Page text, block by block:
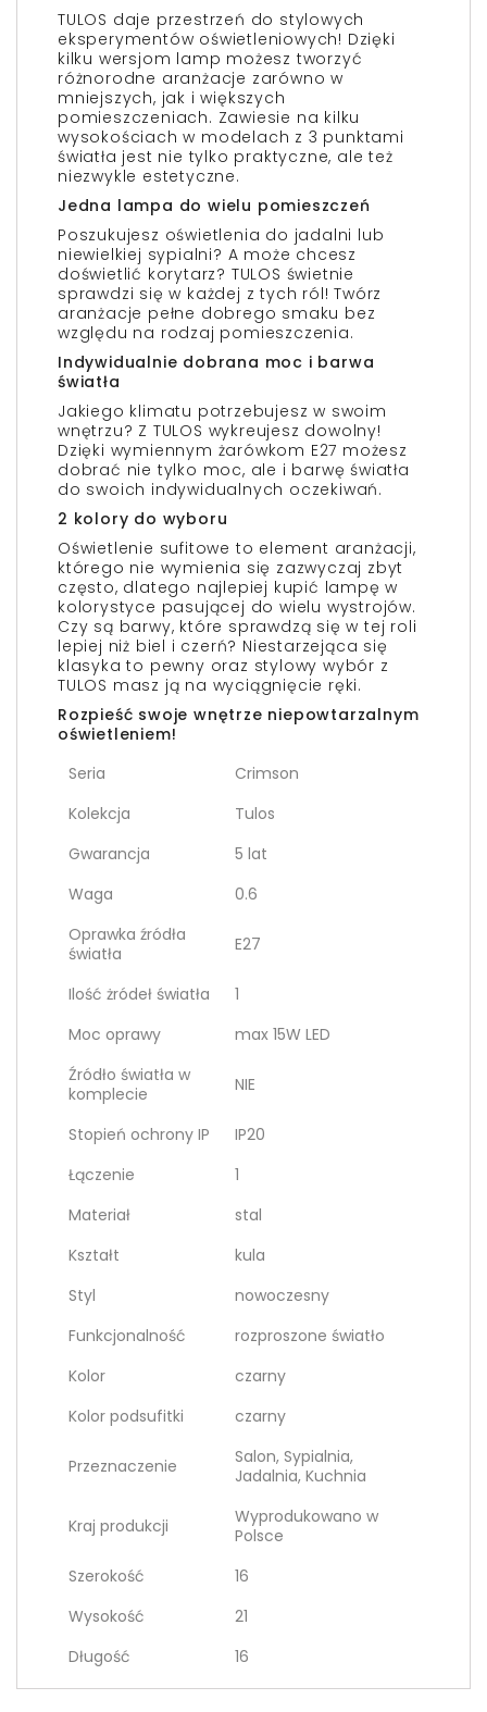
TULOS daje przestrzeń do stylowych
eksperymentów oświetleniowych! Dzięki
kilku wersjom lamp możesz tworzyć
różnorodne aranżacje zarówno w
mniejszych, jak i większych
pomieszczeniach. Zawiesie na kilku
wysokościach w modelach z 3 punktami
światła jest nie tylko praktyczne, ale też
niezwykle estetyczne.
Jedna lampa do wielu pomieszczeń
Poszukujesz oświetlenia do jadalni lub
niewielkiej sypialni? A może chcesz
doświetlić korytarz? TULOS świetnie
sprawdzi się w każdej z tych ról! Twórz
aranżacje pełne dobrego smaku bez
względu na rodzaj pomieszczenia.
Indywidualnie dobrana moc i barwa
światła
Jakiego klimatu potrzebujesz w swoim
wnętrzu? Z TULOS wykreujesz dowolny!
Dzięki wymiennym żarówkom E27 możesz
dobrać nie tylko moc, ale i barwę światła
do swoich indywidualnych oczekiwań.
2 kolory do wyboru
Oświetlenie sufitowe to element aranżacji,
którego nie wymienia się zazwyczaj zbyt
często, dlatego najlepiej kupić lampę w
kolorystyce pasującej do wielu wystrojów.
Czy są barwy, które sprawdzą się w tej roli
lepiej niż biel i czerń? Niestarzejąca się
klasyka to pewny oraz stylowy wybór z
TULOS masz ją na wyciągnięcie ręki.
Rozpieść swoje wnętrze niepowtarzalnym
oświetleniem!
Seria
Crimson
Kolekcja
Tulos
Gwarancja
5 lat
Waga
0.6
Oprawka źródła
światła
E27
Ilość żródeł światła
1
Moc oprawy
max 15W LED
Źródło światła w
komplecie
NIE
Stopień ochrony IP
IP20
Łączenie
1
Materiał
stal
Kształt
kula
Styl
nowoczesny
Funkcjonalność
rozproszone światło
Kolor
czarny
Kolor podsufitki
czarny
Przeznaczenie
Salon, Sypialnia,
Jadalnia, Kuchnia
Kraj produkcji
Wyprodukowano w
Polsce
Szerokość
16
Wysokość
21
Długość
16